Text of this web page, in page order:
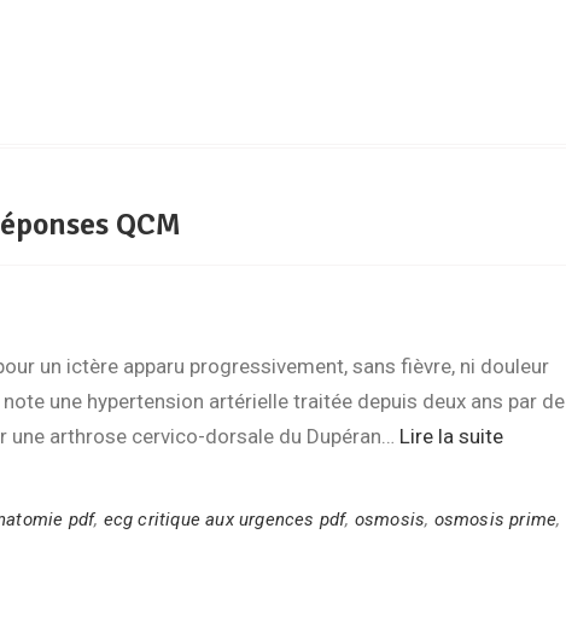
QCM
un ictère apparu progressivement, sans fièvre, ni douleur
une hypertension artérielle traitée depuis deux ans par de
arthrose cervico-dorsale du Dupéran… Lire la suite
pdf, ecg critique aux urgences pdf, osmosis, osmosis prime,